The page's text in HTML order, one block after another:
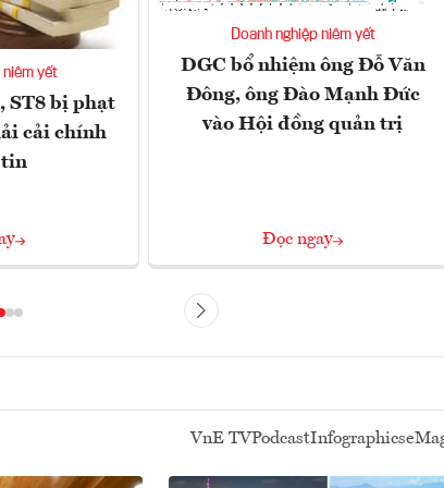
niêm yết
ST8 bị phạt
cải chính
tin
Doanh nghiệp niêm yết
DGC bổ nhiệm ông Đỗ Văn
Đông, ông Đào Mạnh Đức
vào Hội đồng quản trị
Đọc ngay
VnE TVPodcastInfographics